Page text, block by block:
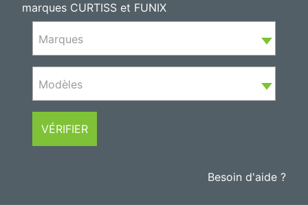
marques CURTISS et FUNIX
Marques
Modèles
VÉRIFIER
Besoin d'aide ?